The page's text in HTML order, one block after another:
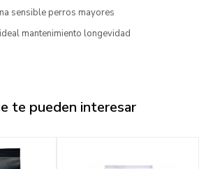
sensible perros mayores
mantenimiento longevidad
te pueden interesar